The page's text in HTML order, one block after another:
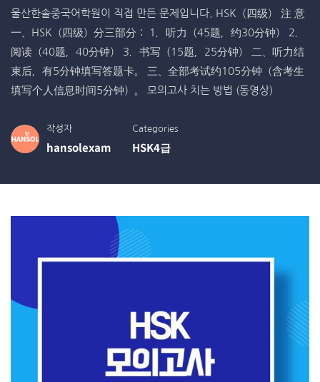
울산한솔중국어학원이 직접 만든 문제입니다. HSK（四级） 注 意
一、HSK（四级）分三部分： 1．听力（45题，约30分钟） 2．
阅读（40题，40分钟） 3．书写（15题，25分钟） 二、听力结
束后，有5分钟填写答题卡。 三、全部考试约105分钟（含考生
填写个人信息时间5分钟）。 모의고사 치는 방법 (동영상)
작성자
hansolexam
Categories
HSK4급